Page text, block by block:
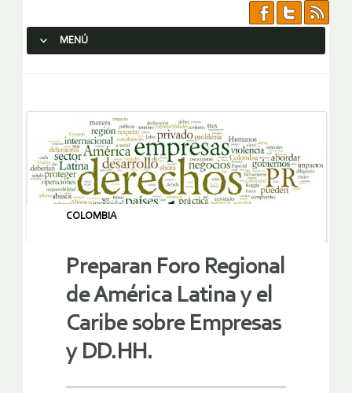
MENÚ
COLOMBIA
Preparan Foro Regional
de América Latina y el
Caribe sobre Empresas
y DD.HH.